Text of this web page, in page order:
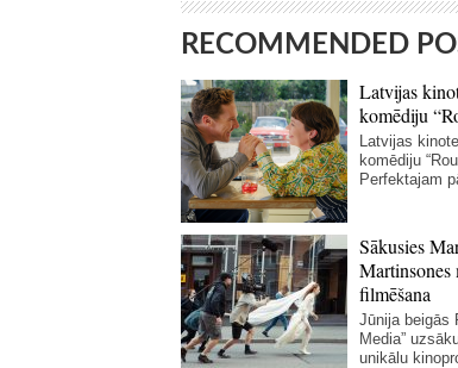
RECOMMENDED
Latvijas
komēdiju
Latvijas
komēdiju
Perfektajam
Sākusies
filmēšana
Jūnija beigās
Media”
unikālu